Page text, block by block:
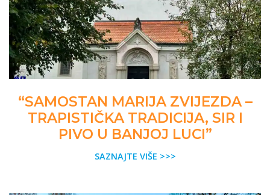
“SAMOSTAN MARIJA ZVIJEZDA –
TRAPISTIČKA TRADICIJA, SIR I
PIVO U BANJOJ LUCI”
SAZNAJTE VIŠE >>>